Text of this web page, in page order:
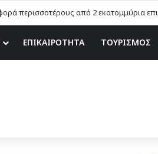
περισσοτέρους από 2 εκατομμύρια
ΕΠΙΚΑΙΡΟΤΗΤΑ ΤΟΥΡΙΣΜΟΣ